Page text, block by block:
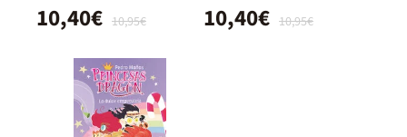
10,95€
10,40€ 10,95€
10,40€